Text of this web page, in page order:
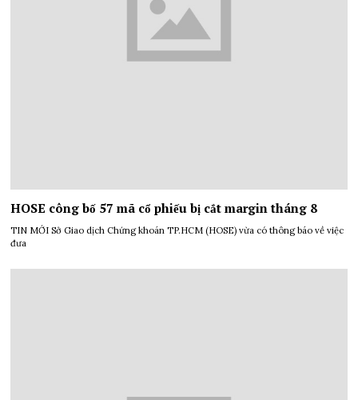
HOSE công bố 57 mã cổ phiếu bị cắt margin tháng 8
TIN MỚI Sở Giao dịch Chứng khoán TP.HCM (HOSE) vừa có thông báo về việc
đưa